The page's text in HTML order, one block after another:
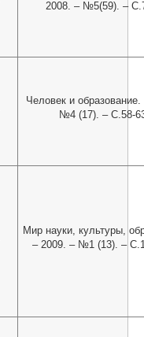
2008. – №5(59). –
Человек и
№4 (17). – С.58-
Мир науки, культуры,
– 2009. – №1 (13). –